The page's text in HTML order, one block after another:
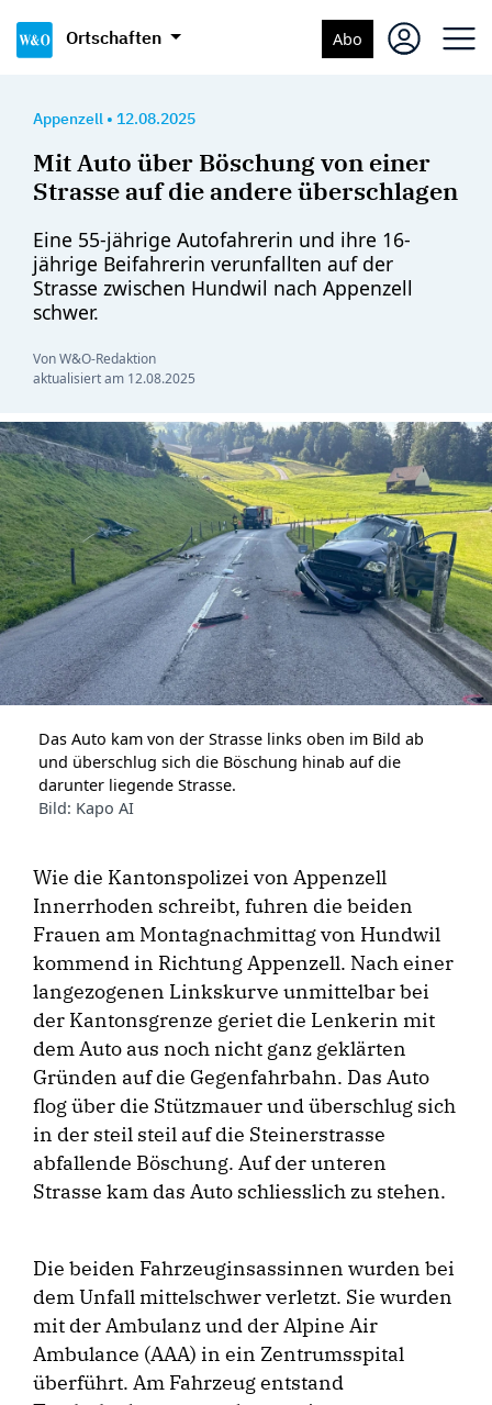
Ortschaften Abo
Appenzell • 12.08.2025
Mit Auto über Böschung von einer
Strasse auf die andere überschlagen
Eine 55-jährige Autofahrerin und ihre 16-
jährige Beifahrerin verunfallten auf der
Strasse zwischen Hundwil nach Appenzell
schwer.
Von W&O-Redaktion
aktualisiert am 12.08.2025
Das Auto kam von der Strasse links oben im Bild ab
und überschlug sich die Böschung hinab auf die
darunter liegende Strasse.
Bild: Kapo AI
Wie die Kantonspolizei von Appenzell
Innerrhoden schreibt, fuhren die beiden
Frauen am Montagnachmittag von Hundwil
kommend in Richtung Appenzell. Nach einer
langezogenen Linkskurve unmittelbar bei
der Kantonsgrenze geriet die Lenkerin mit
dem Auto aus noch nicht ganz geklärten
Gründen auf die Gegenfahrbahn. Das Auto
flog über die Stützmauer und überschlug sich
in der steil steil auf die Steinerstrasse
abfallende Böschung. Auf der unteren
Strasse kam das Auto schliesslich zu stehen.
Die beiden Fahrzeuginsassinnen wurden bei
dem Unfall mittelschwer verletzt. Sie wurden
mit der Ambulanz und der Alpine Air
Ambulance (AAA) in ein Zentrumsspital
überführt. Am Fahrzeug entstand